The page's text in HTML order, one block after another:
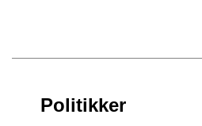
Politikker